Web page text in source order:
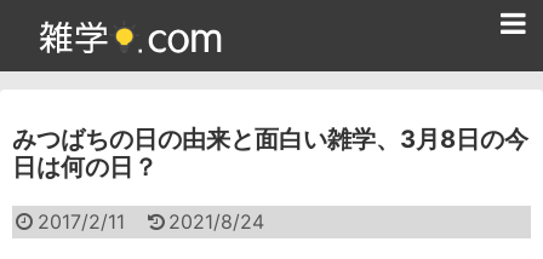
みつばちの日の由来と面白い雑学、3月8日の今
日は何の日？
2017/2/11 2021/8/24
雑学クイズ問題集
面白い雑学